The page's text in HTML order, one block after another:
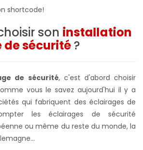
shortcode!
son installation
sécurité ?
de sécurité, c'est d'abord choisir
vous le savez aujourd'hui il y a
qui fabriquent des éclairages de
les éclairages de sécurité
ou même du reste du monde, la